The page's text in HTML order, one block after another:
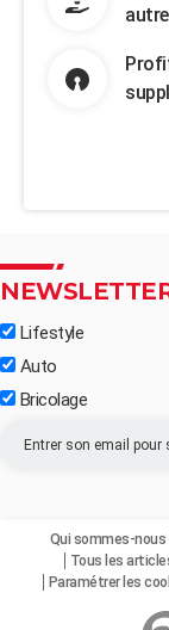
Lifestyle
Auto
Bricolage
Qui sommes-nous
Tous les
Paramétrer les